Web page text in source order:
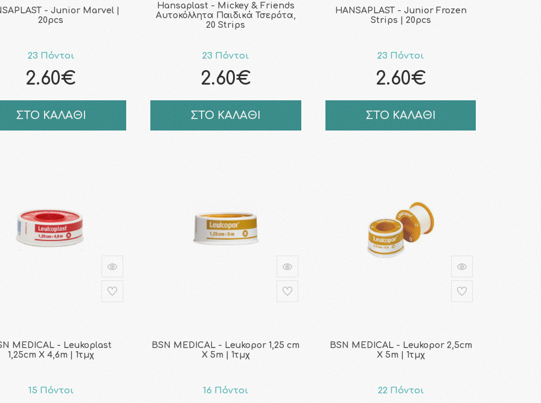
- Junior Marvel |
20pcs
23 Πόντοι
2.60€
ΣΤΟ ΚΑΛΑΘΙ
Hansaplast - Mickey & Friends
Αυτοκόλλητα Παιδικά Τσερότα,
20 Strips
23 Πόντοι
2.60€
ΣΤΟ ΚΑΛΑΘΙ
HANSAPLAST - Junior Frozen
Strips | 20pcs
23 Πόντοι
2.60€
ΣΤΟ ΚΑΛΑΘΙ
MEDICAL - Leukoplast
1,25cm Χ 4,6m | 1τμχ
15 Πόντοι
BSN MEDICAL - Leukopor 1,25 cm
Χ 5m | 1τμχ
16 Πόντοι
BSN MEDICAL - Leukopor 2,5cm
Χ 5m | 1τμχ
22 Πόντοι